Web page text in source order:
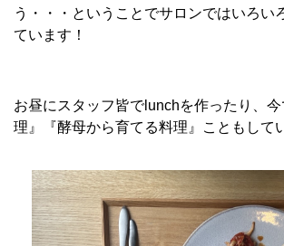
う・・・ということでサロンではいろい
ています！
お昼にスタッフ皆でlunchを作ったり、
理』『酵母から育てる料理』こともして